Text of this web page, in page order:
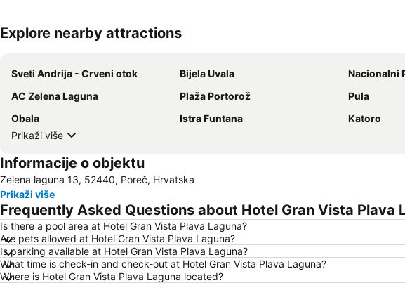
Explore nearby attractions
Sveti Andrija - Crveni otok Bijela Uvala Nacionalni
AC Zelena Laguna
Plaža Portorož Pula
Obala
Istra Funtana Katoro
Prikaži više
Informacije o objektu
Zelena laguna 13, 52440, Poreč, Hrvatska
Prikaži više
Frequently Asked Questions about Hotel Gran Vista Plava
Is there a pool area at Hotel Gran Vista Plava Laguna?
Are pets allowed at Hotel Gran Vista Plava Laguna?
Is parking available at Hotel Gran Vista Plava Laguna?
What time is check-in and check-out at Hotel Gran Vista Plava Laguna?
Where is Hotel Gran Vista Plava Laguna located?